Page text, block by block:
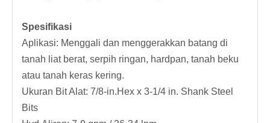
Spesifikasi
Aplikasi: Menggali dan menggerakkan batang di
tanah liat berat, serpih ringan, hardpan, tanah beku
atau tanah keras kering.
Ukuran Bit Alat: 7/8-in.Hex x 3-1/4 in. Shank Steel
Bits